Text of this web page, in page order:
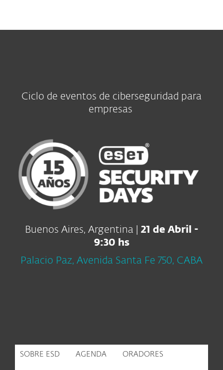
Ciclo de eventos de ciberseguridad para
empresas
Buenos Aires, Argentina | 21 de Abril -
9:30 hs
Palacio Paz, Avenida Santa Fe 750, CABA
SOBRE ESD AGENDA ORADORES